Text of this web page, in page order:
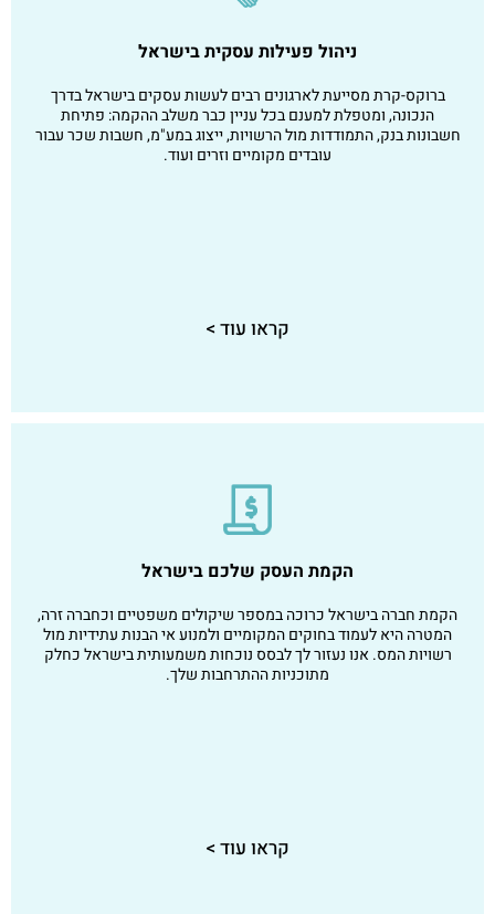
ניהול פעילות עסקית בישראל
ברוקס-קרתמסייעת לארגונים רבים לעשות עסקים בישראל בדרך
הנכונה, ומטפלת למענם בכל עניין כבר משלב ההקמה: פתיחת
חשבונות בנק, התמודדות מול הרשויות, ייצוג במע"מ, חשבות שכר עבור
עובדים מקומיים וזרים ועוד.
קראו עוד >
הקמת העסק שלכם בישראל
הקמת חברה בישראל כרוכה במספר שיקולים משפטיים וכחברה זרה,
המטרה היא לעמוד בחוקים המקומיים ולמנוע אי הבנות עתידיות מול
רשויות המס. אנו נעזור לך לבסס נוכחות משמעותית בישראל כחלק
מתוכניות ההתרחבות שלך.
קראו עוד >